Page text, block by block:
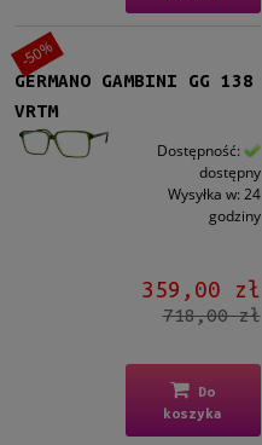
GERMANO GAMBINI GG 138
VRTM
Dostępność:
dostępny
Wysyłka w: 24
godziny
359,00 zł
718,00 zł
Do
koszyka
-50%